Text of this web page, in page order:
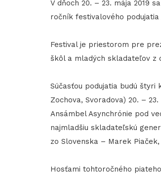
V dňoch 20. – 23. mája 2019
ročník festivalového
Festival je priestorom pre
škôl a mladých skladateľov z
Súčasťou podujatia budú štyri
Zochova, Svoradova) 20. –
Ansámbel Asynchrónie pod
najmladšiu skladateľskú
zo Slovenska – Marek
Hosťami tohtoročného